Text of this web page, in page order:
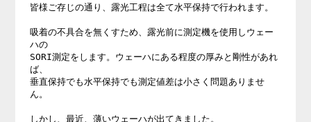
皆様ご存じの通り、露光工程は全て水平保持で行われます。
吸着の不具合を無くすため、露光前に測定機を使用しウェー
ハの
SORI測定をします。ウェーハにある程度の厚みと剛性があれ
ば、
垂直保持でも水平保持でも測定値差は小さく問題ありませ
ん。
しかし、最近、薄いウェーハが出てきました。